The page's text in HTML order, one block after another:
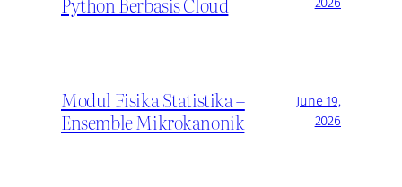
Modul Fisika Statistika –
Ensemble Mikrokanonik
June 19,
2026